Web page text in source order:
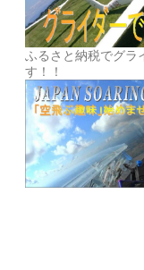
ふるさと納税でグラ
す！！